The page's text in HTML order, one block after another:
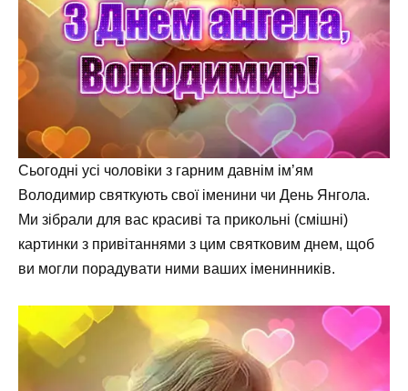
Сьогодні усі чоловіки з гарним давнім ім’ям
Володимир святкують свої іменини чи День Янгола.
Ми зібрали для вас красиві та прикольні (смішні)
картинки з привітаннями з цим святковим днем, щоб
ви могли порадувати ними ваших іменинників.